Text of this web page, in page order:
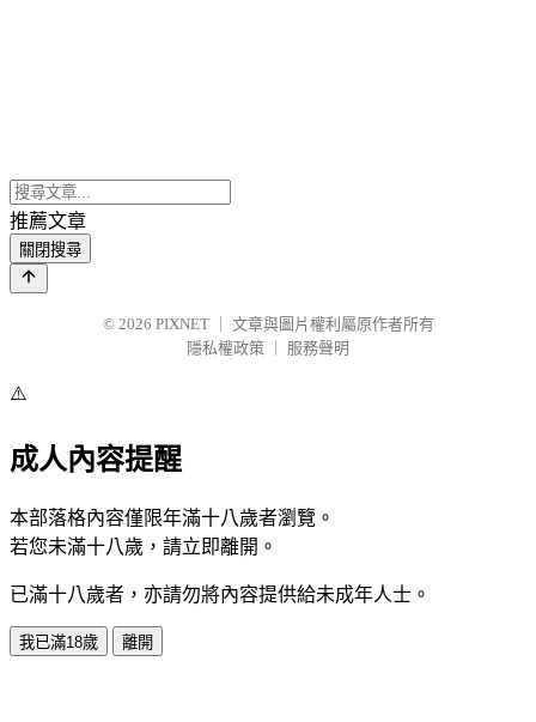
推薦文章
關閉搜尋
© 2026 PIXNET
文章與圖片權利屬原作者所有
隱私權政策
服務聲明
⚠️
成人內容提醒
本部落格內容僅限年滿十八歲者瀏覽。
若您未滿十八歲，請立即離開。
已滿十八歲者，亦請勿將內容提供給未成年人士。
我已滿18歲 離開